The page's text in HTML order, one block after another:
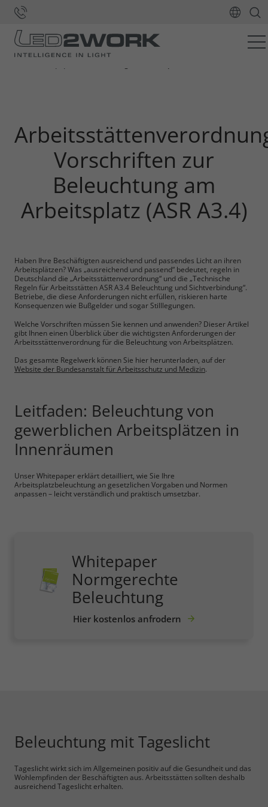
Home Blog und
Arbeitsstättenverordnung: Vorschriften zur
Vorschriften zur
Beleuchtung am
Arbeitsplatz (ASR A3.4)
Haben Ihre Beschäftigten ausreichend und passendes Licht an ihren
Arbeitsplätzen? Was „ausreichend und passend“ bedeutet, regeln in
Deutschland die „Arbeitsstättenverordnung“ und die „Technische
Regeln für Arbeitsstätten ASR A3.4 Beleuchtung und Sichtverbindung“.
Betriebe, die diese Anforderungen nicht erfüllen, riskieren harte
Konsequenzen wie Bußgelder und sogar Stilllegungen.
Welche Vorschriften müssen Sie kennen und anwenden? Dieser Artikel
gibt Ihnen einen Überblick über die wichtigsten Anforderungen der
Arbeitsstättenverordnung für die Beleuchtung von Arbeitsplätzen.
Das gesamte Regelwerk können Sie hier herunterladen, auf der
Website der Bundesanstalt für Arbeitsschutz und Medizin.
Leitfaden: Beleuchtung von
gewerblichen Arbeitsplätzen in
Innenräumen
Unser Whitepaper erklärt detailliert, wie Sie Ihre
Arbeitsplatzbeleuchtung an gesetzlichen Vorgaben und Normen
anpassen – leicht verständlich und praktisch umsetzbar.
Whitepaper
Normgerechte
Beleuchtung
Hier kostenlos anfrodern
Beleuchtung mit Tageslicht
Tageslicht wirkt sich im Allgemeinen positiv auf die Gesundheit und das
Wohlempfinden der Beschäftigten aus. Arbeitsstätten sollten deshalb
ausreichend Tageslicht erhalten.